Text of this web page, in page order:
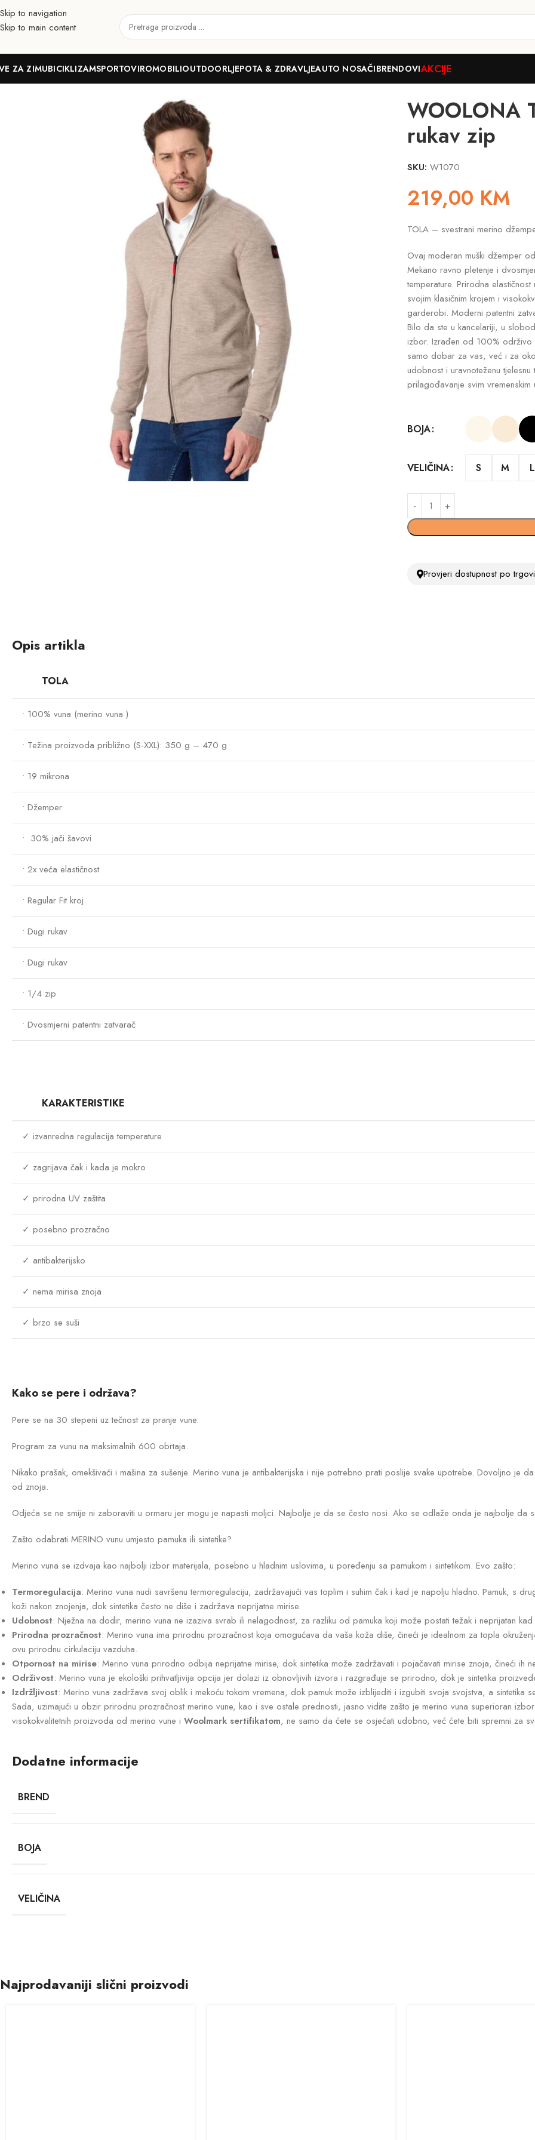
Skip to navigation
Skip to main content
ZA ZIMUBICIKLIZAMSPORTOVIROMOBILIOUTDOORLJEPOTA & ZDRAVLJEAUTO NOSAČIBRENDOVIAKCIJE
WOOLONA TOLA M. Džemper dugi rukav zip
WOOLONA
rukav zip
SKU: W1070
219,00 KM
TOLA – svestrani merino
Ovaj moderan muški džemper
Mekano ravno pletenje i
temperature. Prirodna
svojim klasičnim krojem i
garderobi. Moderni patentni
Bilo da ste u kancelariji, u
izbor. Izrađen od 100% održivo
samo dobar za vas, već i za
udobnost i uravnoteženu
prilagođavanje svim vremenskim
BOJA
VELIČINA S M L
Provjeri dostupnost po
Opis artikla
TOLA
• 100% vuna (merino vuna )
• Težina proizvoda približno (S-XXL): 350 g – 470 g
• 19 mikrona
• Džemper
• 30% jači šavovi
• 2x veća elastičnost
• Regular Fit kroj
• Dugi rukav
• Dugi rukav
• 1/4 zip
• Dvosmjerni patentni zatvarač
KARAKTERISTIKE
✓ izvanredna regulacija temperature
✓ zagrijava čak i kada je mokro
✓ prirodna UV zaštita
✓ posebno prozračno
✓ antibakterijsko
✓ nema mirisa znoja
✓ brzo se suši
Kako se pere i održava?
Pere se na 30 stepeni uz tečnost za pranje vune.
Program za vunu na maksimalnih 600 obrtaja.
Nikako prašak, omekšivaći i mašina za sušenje. Merino vuna je antibakterijska i nije potrebno prati poslije svake upotrebe. Dovoljno je
od znoja.
Odjeća se ne smije ni zaboraviti u ormaru jer mogu je napasti moljci. Najbolje je da se često nosi. Ako se odlaže onda je najbolje
Zašto odabrati MERINO vunu umjesto pamuka ili sintetike?
Merino vuna se izdvaja kao najbolji izbor materijala, posebno u hladnim uslovima, u poređenju sa pamukom i sintetikom. Evo zašto:
Termoregulacija: Merino vuna nudi savršenu termoregulaciju, zadržavajući vas toplim i suhim čak i kad je napolju hladno. Pamuk, s
koži nakon znojenja, dok sintetika često ne diše i zadržava neprijatne mirise.
Udobnost: Nježna na dodir, merino vuna ne izaziva svrab ili nelagodnost, za razliku od pamuka koji može postati težak i neprijatan
Prirodna prozračnost: Merino vuna ima prirodnu prozračnost koja omogućava da vaša koža diše, čineći je idealnom za topla
ovu prirodnu cirkulaciju vazduha.
Otpornost na mirise: Merino vuna prirodno odbija neprijatne mirise, dok sintetika može zadržavati i pojačavati mirise znoja, čineći ih
Održivost: Merino vuna je ekološki prihvatljivija opcija jer dolazi iz obnovljivih izvora i razgrađuje se prirodno, dok je sintetika
Izdržljivost: Merino vuna zadržava svoj oblik i mekoću tokom vremena, dok pamuk može izblijediti i izgubiti svoja svojstva, a sintetika
Sada, uzimajući u obzir prirodnu prozračnost merino vune, kao i sve ostale prednosti, jasno vidite zašto je merino vuna superioran
visokokvalitetnih proizvoda od merino vune i Woolmark sertifikatom, ne samo da ćete se osjećati udobno, već ćete biti spremni za
Dodatne informacije
BREND
BOJA
VELIČINA
Najprodavaniji slični proizvodi